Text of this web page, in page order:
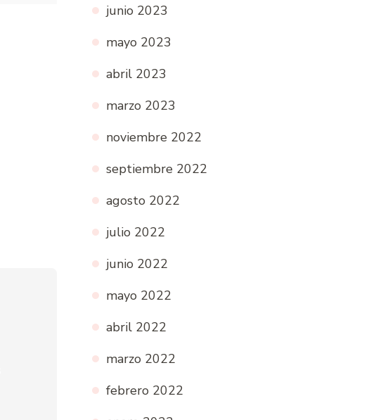
junio 2023
mayo 2023
abril 2023
marzo 2023
noviembre 2022
septiembre 2022
agosto 2022
julio 2022
junio 2022
mayo 2022
abril 2022
marzo 2022
febrero 2022